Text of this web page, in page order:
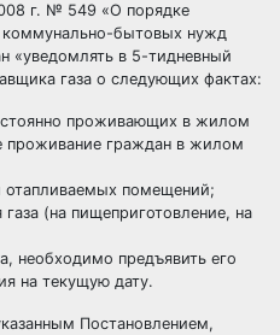
г. № 549 «О порядке
коммунально-бытовых нужд
«уведомлять в 5-тидневный
газа о следующих фактах:
проживающих в жилом
проживание граждан в жилом
помещений;
(на пищеприготовление, на
необходимо предъявить его
на текущую дату.
Постановлением,